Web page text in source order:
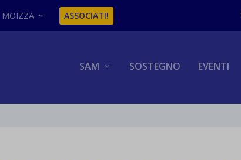
MOIZZA ASSOCIATI!
SAM SOSTEGNO EVENTI